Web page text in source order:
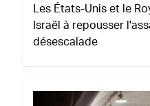
Les États-Unis et le
Israël à repousser
désescalade